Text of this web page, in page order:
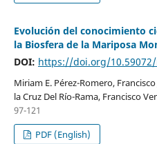
Evolución del conocimiento
la Biosfera de la Mariposa
DOI: https://doi.org/
Miriam E. Pérez-Romero,
la Cruz Del Río-Rama, Francisco
97-121
PDF (English)